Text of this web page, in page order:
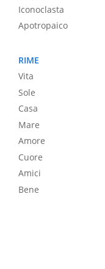
Iconoclasta
Apotropaico
RIME
Vita
Sole
Casa
Mare
Amore
Cuore
Amici
Bene